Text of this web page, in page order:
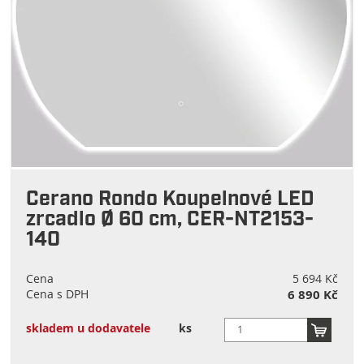
Cerano Rondo Koupelnové LED
zrcadlo Ø 60 cm, CER-NT2153-
140
Cena
5 694 Kč
Cena s DPH
6 890 Kč
skladem u dodavatele ks